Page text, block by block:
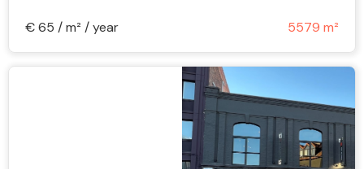
€ 65 / m² / year 5579 m²